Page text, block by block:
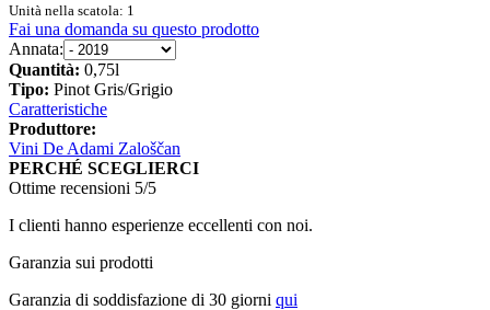
Unità nella scatola: 1
Fai una domanda su questo prodotto
Annata:
Quantità: 0,75l
Tipo: Pinot Gris/Grigio
Caratteristiche
Produttore:
Vini De Adami Zaloščan
PERCHÉ SCEGLIERCI
Ottime recensioni 5/5
I clienti hanno esperienze eccellenti con noi.
Garanzia sui prodotti
Garanzia di soddisfazione di 30 giorni qui